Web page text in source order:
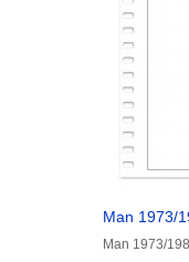
Man 1973/
Man 1973/